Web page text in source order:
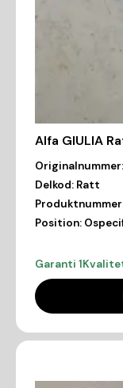
Alfa GIULIA
Originalnummer:
Delkod: Ratt
Position:
Garanti 1